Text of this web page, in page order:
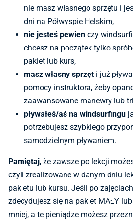
nie masz własnego sprzętu i
dni na Półwyspie Helskim,
nie jesteś pewien czy
chcesz na początek tylko
pakiet lub kurs,
masz własny sprzęti już
pomocy instruktora, żeby
zaawansowane manewry lub
pływałeś/aś na windsurfingu
potrzebujesz szybkiego
samodzielnym pływaniem.
Pamiętaj, że zawsze po lekcji
czyli zrealizowane w danym dniu
pakietu lub kursu. Jeśli po
zdecydujesz się na pakiet MAŁY lub
mniej, a te pieniądze możesz